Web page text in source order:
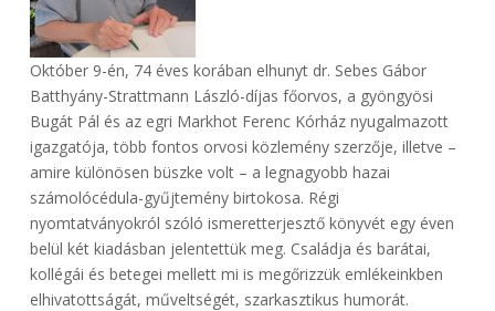
Október 9-én, 74 éves korában elhunyt dr. Sebes Gábor
Batthyány-Strattmann László-díjas főorvos, a gyöngyösi
Bugát Pál és az egri Markhot Ferenc Kórház nyugalmazott
igazgatója, több fontos orvosi közlemény szerzője, illetve –
amire különösen büszke volt – a legnagyobb hazai
számolócédula-gyűjtemény birtokosa. Régi
nyomtatványokról szóló ismeretterjesztő könyvét egy éven
belül két kiadásban jelentettük meg. Családja és barátai,
kollégái és betegei mellett mi is megőrizzük emlékeinkben
elhivatottságát, műveltségét, szarkasztikus humorát.